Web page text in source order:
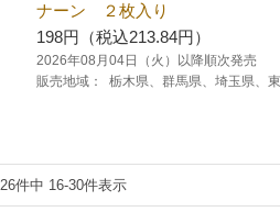
ナーン ２枚入り
198円（税込213.84円）
2026年08月04日（火）以降順次発売
販売地域：
栃木県、群馬県、埼玉県、
件中 16-30件表示